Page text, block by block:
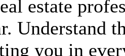
estate
Understand
you in